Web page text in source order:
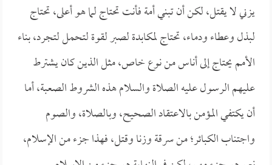
يزني لا يقتل، لكن أن تبني أمة فأنت تحتاج لما هو أعلى، تحتاج
لبذل وعطاء ودماء، تحتاج لمكابدة لصبر لقوة لتحمل لتجرد، بناء
الأمم يحتاج إلى أناس من نوع خاص، مثل الذين كان يشترط
عليهم الرسول عليه الصلاة والسلام هذه الشروط الصعبة، أما
أن يكتفي المؤمن بالاعتقاد الصحيح، وبالصلاة، والصوم
واجتناب الكبائر؛ من سرقة وزنا وقتل، فهذا جزء من الإسلام،